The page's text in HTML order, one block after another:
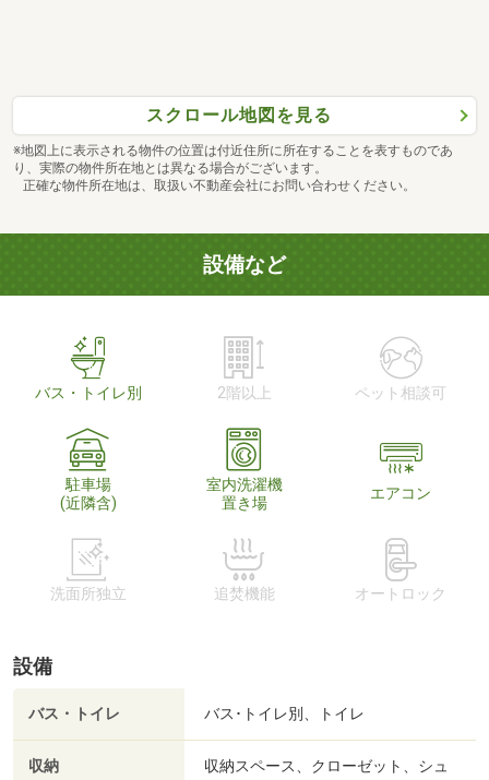
スクロール地図を見る
※地図上に表示される物件の位置は付近住所に所在することを表すものであ
り、実際の物件所在地とは異なる場合がございます。
正確な物件所在地は、取扱い不動産会社にお問い合わせください。
設備など
バス・トイレ別 2階以上 ペット相談可
駐車場
(近隣含)
室内洗濯機
置き場
エアコン
洗面所独立 追焚機能 オートロック
設備
バス・トイレ バス･トイレ別、トイレ
収納
収納スペース、クローゼット、シュ